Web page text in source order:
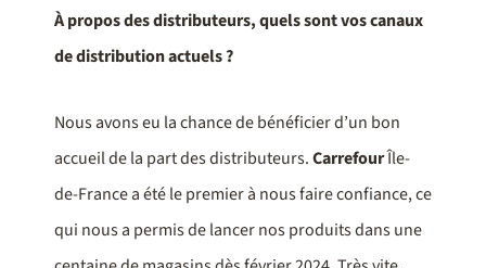
À propos des distributeurs, quels sont vos canaux
de distribution actuels ?
Nous avons eu la chance de bénéficier d’un bon
accueil de la part des distributeurs.CarrefourÎle-
de-France a été le premier à nous faire confiance, ce
qui nous a permis de lancer nos produits dans une